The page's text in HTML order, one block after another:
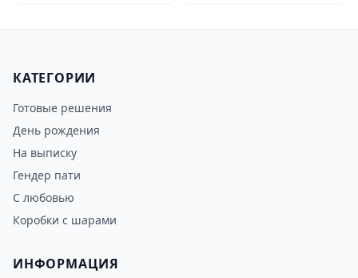
КАТЕГОРИИ
Готовые решения
День рождения
На выписку
Гендер пати
С любовью
Коробки с шарами
ИНФОРМАЦИЯ